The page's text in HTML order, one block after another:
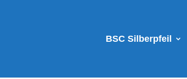
BSC Silberpfeil